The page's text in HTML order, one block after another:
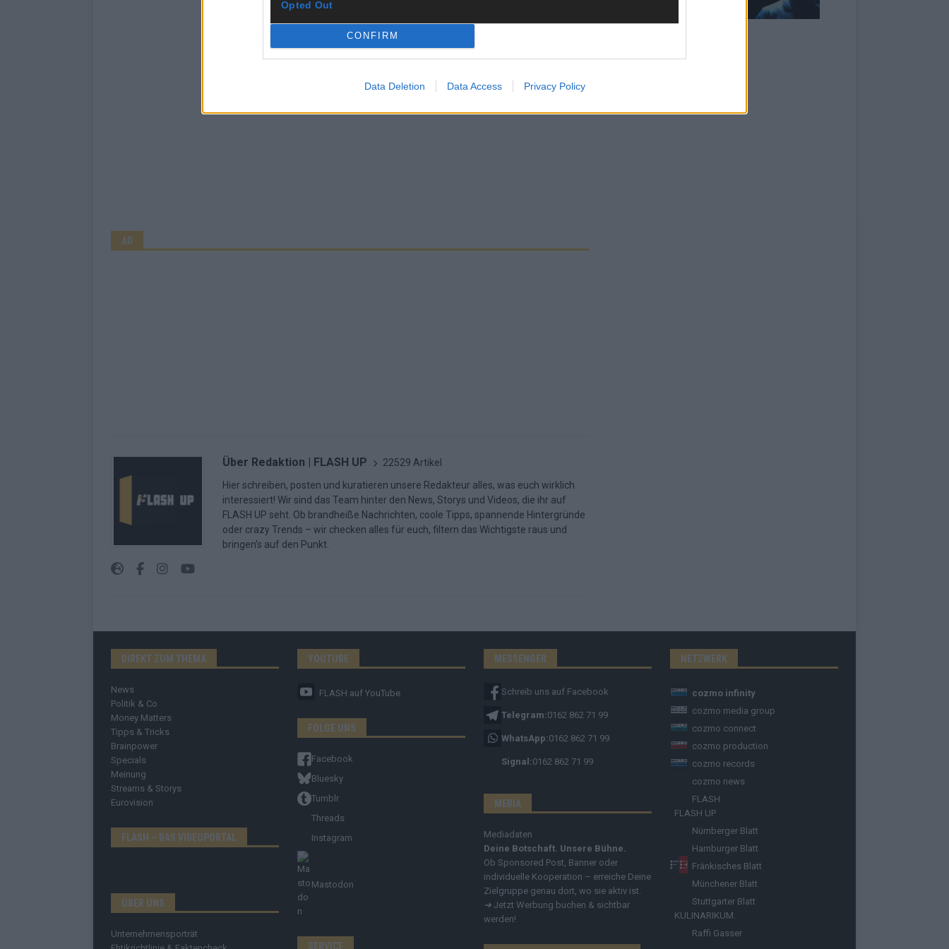
Opted Out
CONFIRM
Data Deletion Data Access Privacy Policy
AD
Über Redaktion | FLASH UP 22529 Artikel
Hier schreiben, posten und kuratieren unsere Redakteur alles, was euch wirklich
interessiert! Wir sind das Team hinter den News, Storys und Videos, die ihr auf
FLASH UP seht. Ob brandheiße Nachrichten, coole Tipps, spannende Hintergründe
oder crazy Trends – wir checken alles für euch, filtern das Wichtigste raus und
bringen’s auf den Punkt.
DIREKT ZUM THEMA
News
Politik & Co
Money Matters
Tipps & Tricks
Brainpower
Specials
Meinung
Streams & Storys
Eurovision
FLASH – DAS VIDEOPORTAL
ÜBER UNS
Unternehmensporträt
YOUTUBE
FLASH auf YouTube
FOLGE UNS
Facebook
Bluesky
Tumblr
Threads
Instagram
Mastodon
SERVICE
MESSENGER
Schreib uns auf Facebook
Telegram:0162 862 71 99
WhatsApp:0162 862 71 99
Signal:0162 862 71 99
MEDIA
Mediadaten
Deine Botschaft. Unsere Bühne.
Ob Sponsored Post, Banner oder
individuelle Kooperation – erreiche Deine
Zielgruppe genau dort, wo sie aktiv ist.
➔ Jetzt Werbung buchen & sichtbar
werden!
NETZWERK
cozmo infinity
cozmo media group
cozmo connect
cozmo production
cozmo records
cozmo news
FLASH
FLASH UP
Nürnberger Blatt
Hamburger Blatt
Fränkisches Blatt
Münchener Blatt
Stuttgarter Blatt
KULINARIKUM.
Raffi Gasser